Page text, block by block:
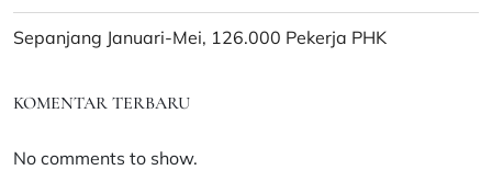
Sepanjang Januari-Mei, 126.000 Pekerja PHK
KOMENTAR TERBARU
No comments to show.